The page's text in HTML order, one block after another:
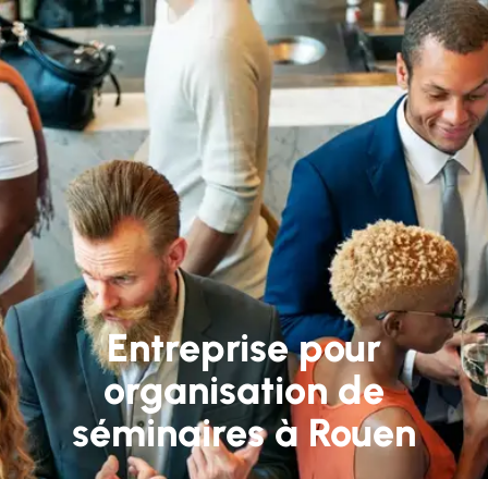
Entreprise pour
organisation de
séminaires à Rouen